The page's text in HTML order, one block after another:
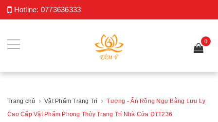
Hotline: 0773636333
0
Trang chủ Vật Phẩm Trang Trí Tượng - Ấn Rồng Ngự Bằng Lưu Ly
Cao Cấp Vật Phẩm Phong Thủy Trang Trí Nhà Cửa DTT236